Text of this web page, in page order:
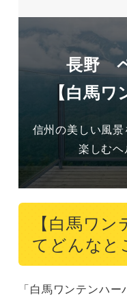
長野
【白馬
信州の美しい風
楽しむ
【白馬ワ
てどんなと
「白馬ワンテンハ